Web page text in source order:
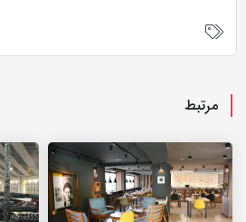
مرتبط